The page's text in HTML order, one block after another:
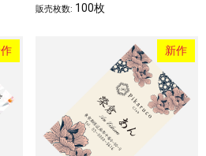
販売枚数: 100枚
新作